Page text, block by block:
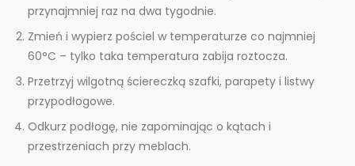
przynajmniej raz na dwa tygodnie.
Zmień i wypierz pościel w temperaturze co najmniej
60°C – tylko taka temperatura zabija roztocza.
Przetrzyj wilgotną ściereczką szafki, parapety i listwy
przypodłogowe.
Odkurz podłogę, nie zapominając o kątach i
przestrzeniach przy meblach.